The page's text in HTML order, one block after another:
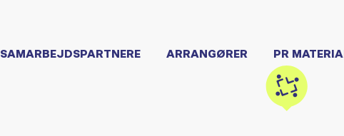
SAMARBEJDSPARTNERE ARRANGØRER PR